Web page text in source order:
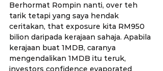
Berhormat Rompin nanti, over teh
tarik tetapi yang saya hendak
ceritakan, that exposure kita RM950
bilion daripada kerajaan sahaja. Apabila
kerajaan buat 1MDB, caranya
mengendalikan 1MDB itu teruk,
investors confidence evaporated